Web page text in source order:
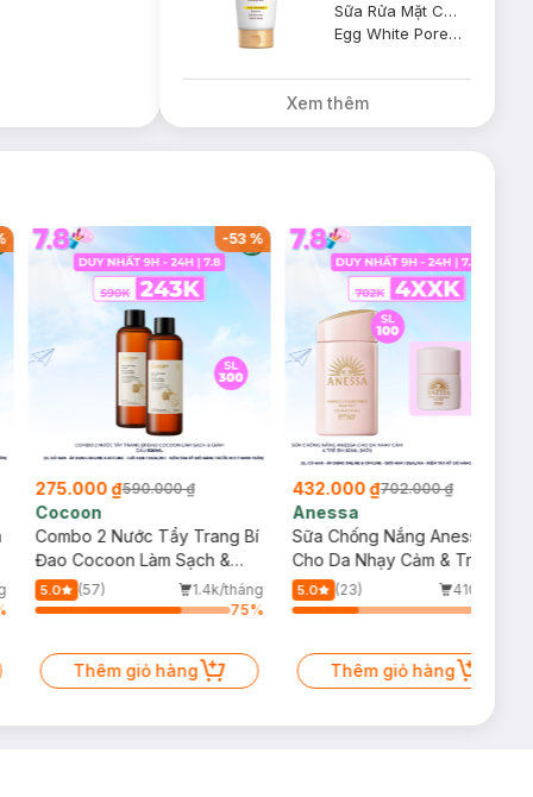
Sữa Rửa Mặt Care:Nel Hỗ Trợ Se Khít Lỗ Chân Lông 150g
Egg White Pore Clinic Facial Cleansing Foam
Xem thêm
-53%
275.000 ₫590.000 ₫
Cocoon
Combo 2 Nước Tẩy Trang Bí
Đao Cocoon Làm Sạch &
Giảm Dầu 500ml
5.0 (57)
1.4k/tháng
75%
Thêm giỏ hàng
432.000 ₫702.000 ₫
Anessa
Sữa Chống Nắng Anessa
Cho Da Nhạy Cảm & Trẻ Em
60ml (Mới)
5.0 (23)
410/tháng
Thêm giỏ hàng